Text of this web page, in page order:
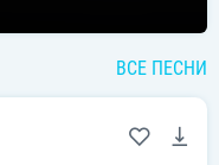
ВСЕ ПЕСНИ